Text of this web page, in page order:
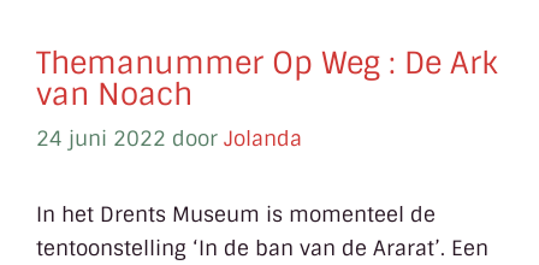
Themanummer Op Weg : De Ark
van Noach
24 juni 2022 door Jolanda
In het Drents Museum is momenteel de
tentoonstelling ‘In de ban van de Ararat’. Een